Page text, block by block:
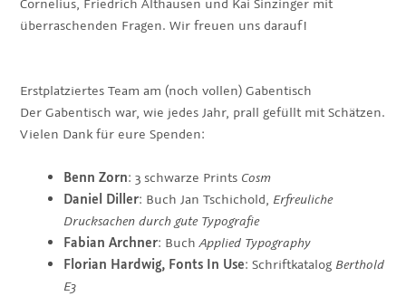
Cornelius, Friedrich Althausen und Kai Sinzinger mit
überraschenden Fragen. Wir freuen uns darauf!
Erstplatziertes Team am (noch vollen) Gabentisch
Der Gabentisch war, wie jedes Jahr, prall gefüllt mit Schätzen.
Vielen Dank für eure Spenden:
Benn Zorn: 3 schwarze Prints Cosm
Daniel Diller: Buch Jan Tschichold, Erfreuliche
Drucksachen durch gute Typografie
Fabian Archner: BuchApplied Typography
Florian Hardwig, Fonts In Use: Schriftkatalog Berthold
E3